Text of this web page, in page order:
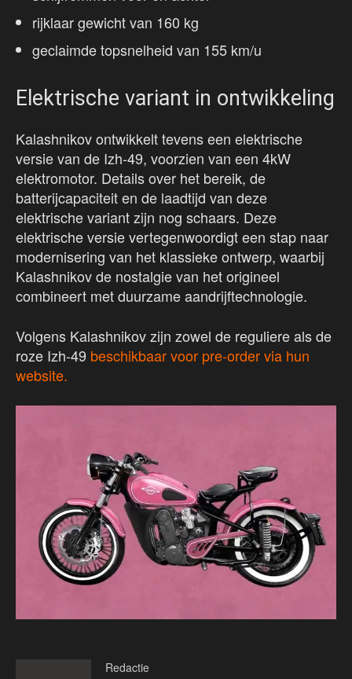
rijklaar gewicht van 160 kg
geclaimde topsnelheid van 155 km/u
Elektrische variant in ontwikkeling
Kalashnikov ontwikkelt tevens een elektrische
versie van de Izh-49, voorzien van een 4kW
elektromotor. Details over het bereik, de
batterijcapaciteit en de laadtijd van deze
elektrische variant zijn nog schaars. Deze
elektrische versie vertegenwoordigt een stap naar
modernisering van het klassieke ontwerp, waarbij
Kalashnikov de nostalgie van het origineel
combineert met duurzame aandrijftechnologie.
Volgens Kalashnikov zijn zowel de reguliere als de
roze Izh-49 beschikbaar voor pre-order via hun
website.
Redactie